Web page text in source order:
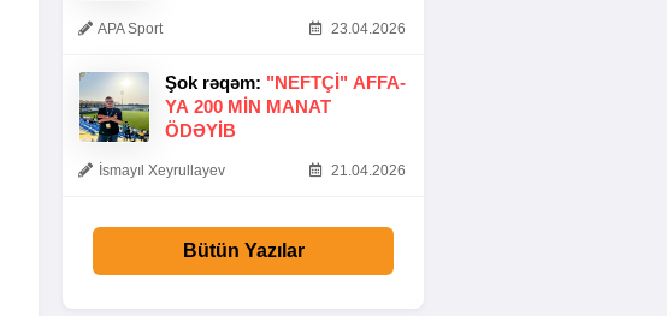
APA Sport 23.04.2026
Şok rəqəm: "NEFTÇI" AFFA-
YA 200 MIN MANAT
ÖDƏYIB
İsmayıl Xeyrullayev 21.04.2026
Bütün Yazılar